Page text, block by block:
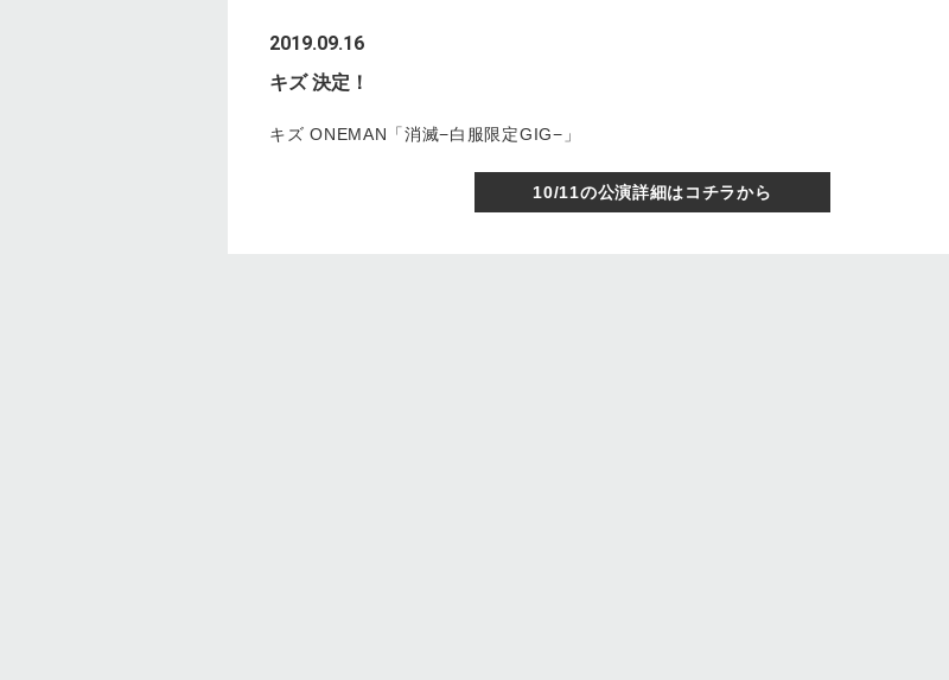
2019.09.16
キズ 決定！
キズ ONEMAN「消滅−白服限定GIG−」
10/11の公演詳細はコチラから